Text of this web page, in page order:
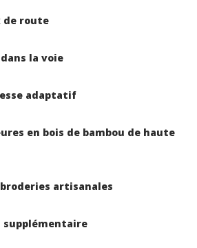
de route
la voie
adaptatif
en bois de bambou de haute
artisanales
supplémentaire